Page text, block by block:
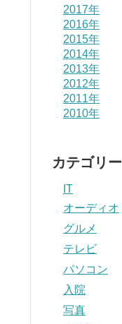
2017年
2016年
2015年
2014年
2013年
2012年
2011年
2010年
カテゴリー
IT
オーディオ
グルメ
テレビ
パソコン
入院
写真